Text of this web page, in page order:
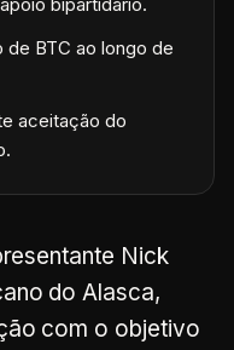
de BTC ao longo de
aceitação do
Nick
do Alasca,
com o objetivo